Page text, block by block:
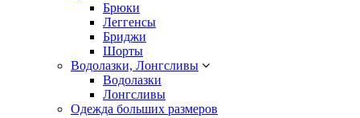
Брюки
Леггенсы
Бриджи
Шорты
Водолазки, Лонгсливы
Водолазки
Лонгсливы
Одежда больших размеров